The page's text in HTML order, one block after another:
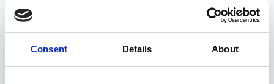
Consent Details About